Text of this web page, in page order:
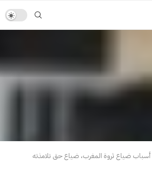
ضياع ثروة المغرب، ضياع حق تلامذته